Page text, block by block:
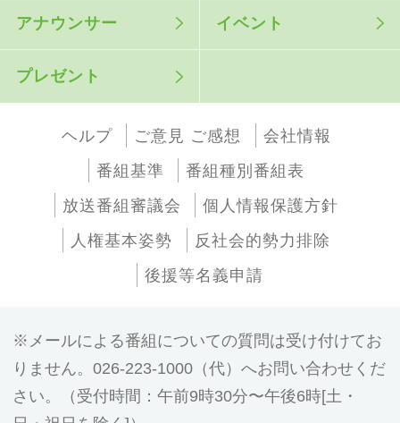
アナウンサー イベント
プレゼント
ヘルプ ご意見 ご感想
会社情報
番組基準
番組種別番組表
放送番組審議会
個人情報保護方針
人権基本姿勢
反社会的勢力排除
後援等名義申請
メールによる番組についての質問は受け付けてお
りません。026-223-1000（代）へお問い合わせくだ
さい。（受付時間：午前9時30分〜午後6時[土・